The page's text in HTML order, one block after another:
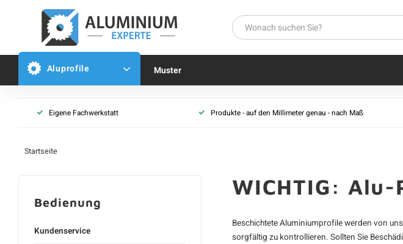
Aluprofile Muster
Eigene Fachwerkstatt Produkte - auf den Millimeter genau - nach Maß
Startseite
Bedienung
Kundenservice
WICHTIG:
Beschichtete Aluminiumprofile werden von
sorgfältig zu kontrollieren. Sollten Sie